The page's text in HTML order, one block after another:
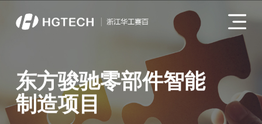
东方骏驰零部件智能
制造项目